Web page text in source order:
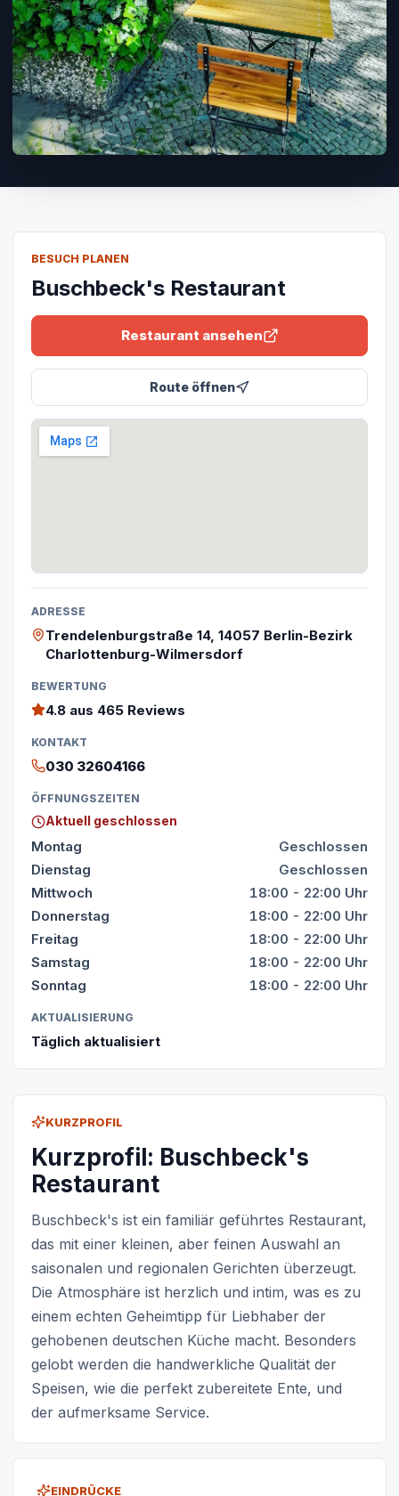
KURZPROFIL
Kurzprofil: Buschbeck's
Restaurant
Buschbeck's ist ein familiär geführtes Restaurant,
das mit einer kleinen, aber feinen Auswahl an
saisonalen und regionalen Gerichten überzeugt.
Die Atmosphäre ist herzlich und intim, was es zu
einem echten Geheimtipp für Liebhaber der
gehobenen deutschen Küche macht. Besonders
gelobt werden die handwerkliche Qualität der
Speisen, wie die perfekt zubereitete Ente, und
der aufmerksame Service.
EINDRÜCKE
BESUCH PLANEN
Buschbeck's Restaurant
Restaurant ansehen
Route öffnen
ADRESSE
Trendelenburgstraße 14, 14057 Berlin-Bezirk
Charlottenburg-Wilmersdorf
BEWERTUNG
4.8 aus 465 Reviews
KONTAKT
030 32604166
ÖFFNUNGSZEITEN
Aktuell geschlossen
Montag
Geschlossen
Dienstag
Geschlossen
Mittwoch
18:00 - 22:00 Uhr
Donnerstag
18:00 - 22:00 Uhr
Freitag
18:00 - 22:00 Uhr
Samstag
18:00 - 22:00 Uhr
Sonntag
18:00 - 22:00 Uhr
AKTUALISIERUNG
Täglich aktualisiert